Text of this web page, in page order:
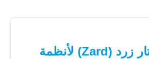
لماذا تختار زرد (Zard) لأنظمة